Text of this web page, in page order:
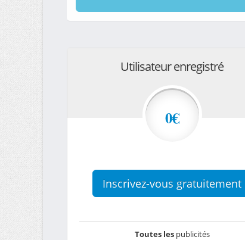
Utilisateur enregistré
0€
Inscrivez-vous gratuitement
Toutes lespublicités